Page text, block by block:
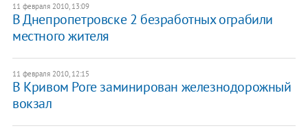
11 февраля 2010, 13:09
В Днепропетровске 2 безработных ограбили
местного жителя
11 февраля 2010, 12:15
В Кривом Роге заминирован железнодорожный
вокзал